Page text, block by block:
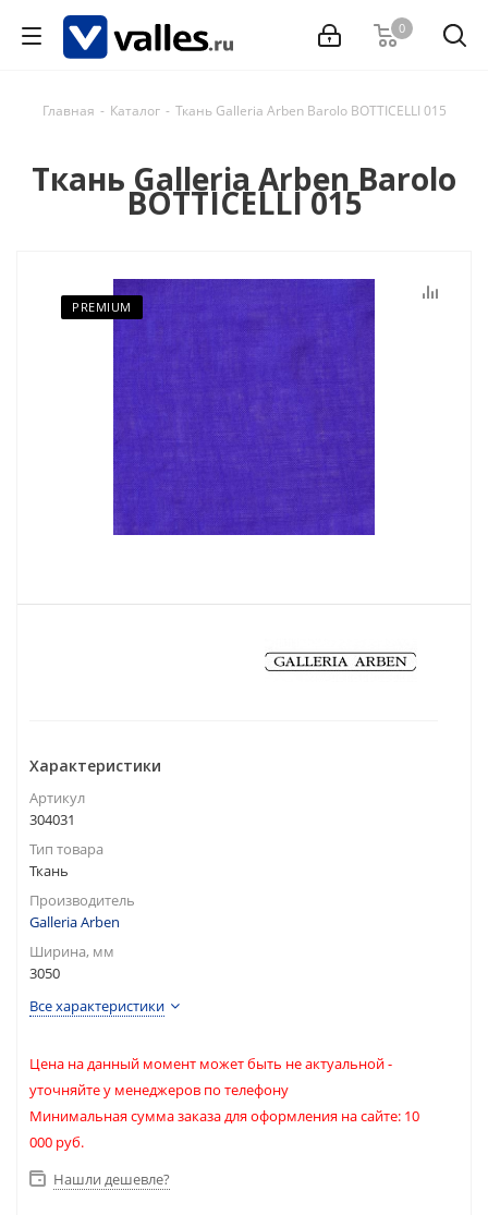
0
Главная - Каталог - Ткань Galleria Arben Barolo BOTTICELLI 015
Ткань Galleria Arben Barolo
BOTTICELLI 015
PREMIUM
Характеристики
Артикул
304031
Тип товара
Ткань
Производитель
Galleria Arben
Ширина, мм
3050
Все характеристики
Цена на данный момент может быть не актуальной -
уточняйте у менеджеров по телефону
Минимальная сумма заказа для оформления на сайте: 10
000 руб.
Нашли дешевле?